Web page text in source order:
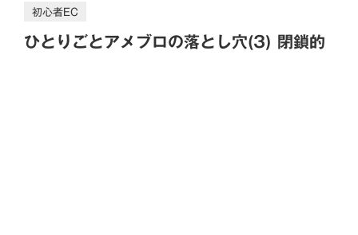
初心者EC
ひとりごとアメブロの落とし穴(3) 閉鎖的